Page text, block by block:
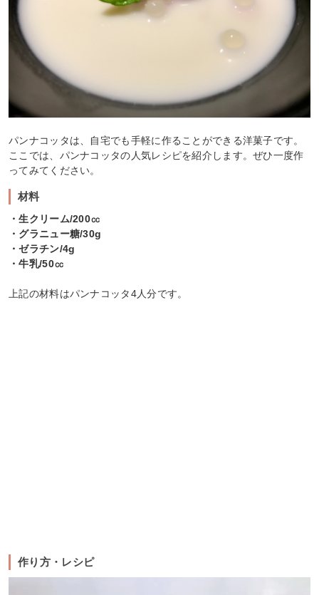
パンナコッタは、自宅でも手軽に作ることができる洋菓子です。
ここでは、パンナコッタの人気レシピを紹介します。ぜひ一度作
ってみてください。
材料
・生クリーム/200㏄
・グラニュー糖/30g
・ゼラチン/4g
・牛乳/50㏄
上記の材料はパンナコッタ4人分です。
作り方・レシピ